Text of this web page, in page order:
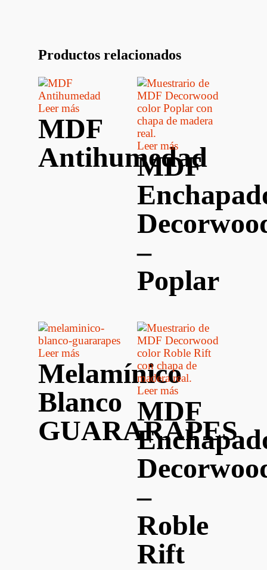
Productos relacionados
Leer más
MDF
Antihumedad
Leer más
MDF
–
Poplar
Leer más
Melamínico
Blanco
GUARARAPES
Leer más
MDF
–
Roble
Rift